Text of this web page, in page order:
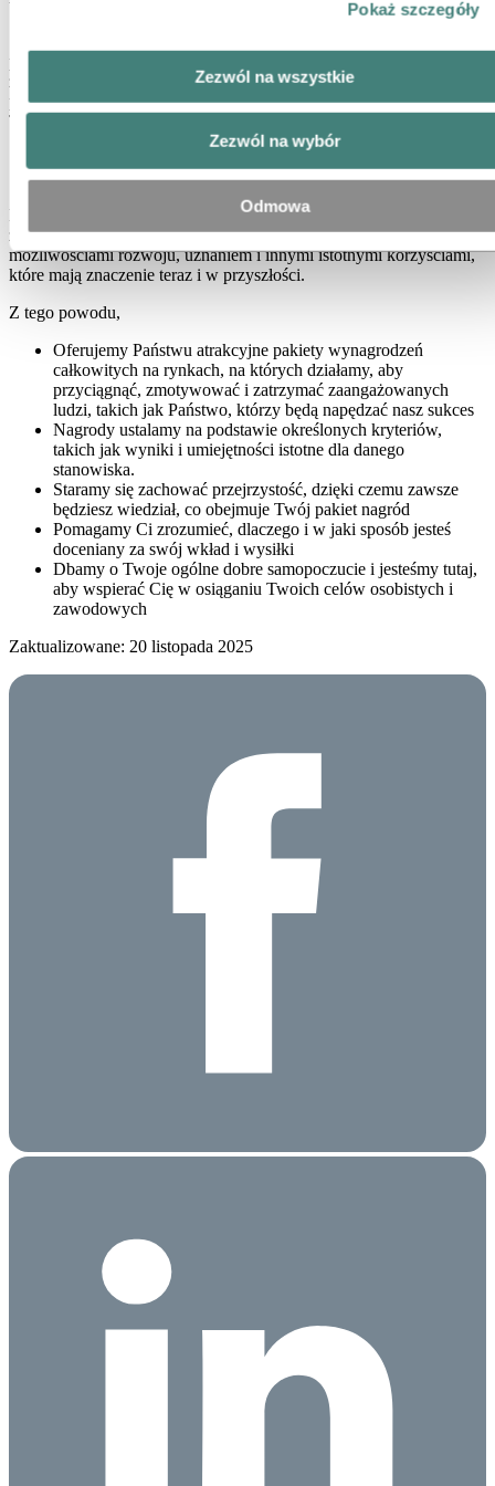
Pokaż szczegóły
Zezwól na wszystkie
Zezwól na wybór
Odmowa
powinno zachęcać Cię do osiągania jak najlepszych wyników,
zarówno w krótkiej, jak i długiej perspektywie, a jednocześnie
pomagać nam w utrzymaniu u nas najlepszych talentów, takich jak
Ty.
Całościowy obraz
Nagrody to nie tylko pieniądze. Stosujemy holistyczne i
zróżnicowane podejście, łącząc nagrody finansowe z
możliwościami rozwoju, uznaniem i innymi istotnymi korzyściami,
które mają znaczenie teraz i w przyszłości.
Z tego powodu,
Oferujemy Państwu atrakcyjne pakiety wynagrodzeń
całkowitych na rynkach, na których działamy, aby
przyciągnąć, zmotywować i zatrzymać zaangażowanych
ludzi, takich jak Państwo, którzy będą napędzać nasz sukces
Nagrody ustalamy na podstawie określonych kryteriów,
takich jak wyniki i umiejętności istotne dla danego
stanowiska.
Staramy się zachować przejrzystość, dzięki czemu zawsze
będziesz wiedział, co obejmuje Twój pakiet nagród
Pomagamy Ci zrozumieć, dlaczego i w jaki sposób jesteś
doceniany za swój wkład i wysiłki
Dbamy o Twoje ogólne dobre samopoczucie i jesteśmy tutaj,
aby wspierać Cię w osiąganiu Twoich celów osobistych i
zawodowych
Zaktualizowane: 20 listopada 2025